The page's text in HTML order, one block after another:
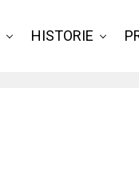
HISTORIE